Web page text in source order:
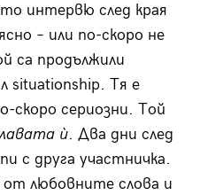
интервю след края
– или по-скоро не
са продължили
situationship. Тя е
скоро сериозни. Той
ѝ. Два дни след
с друга участничка.
от любовните слова и